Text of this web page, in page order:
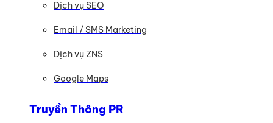
Dịch vụ SEO
Email / SMS Marketing
Dịch vụ ZNS
Google Maps
Truyền Thông PR